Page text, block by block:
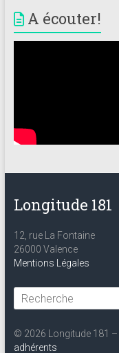
A écouter!
Longitude 181
12, rue La Fontaine
26000 Valence
Mentions Légales
© 2026 Longitude 181 –
adhérents